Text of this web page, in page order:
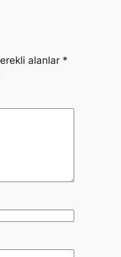
alanlar *